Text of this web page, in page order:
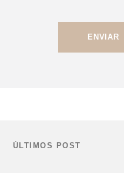
ÚLTIMOS POST